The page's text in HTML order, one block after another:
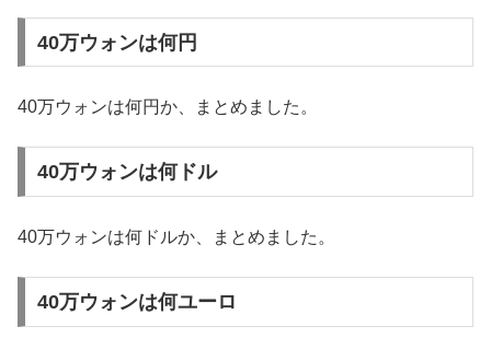
40万ウォンは何円
40万ウォンは何円か、まとめました。
40万ウォンは何ドル
40万ウォンは何ドルか、まとめました。
40万ウォンは何ユーロ